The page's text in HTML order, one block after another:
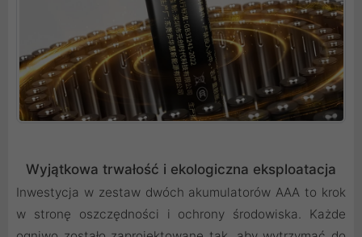
Wyjątkowa trwałość i ekologiczna eksploatacja
Inwestycja w zestaw dwóch akumulatorów AAA to krok
w stronę oszczędności i ochrony środowiska. Każde